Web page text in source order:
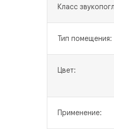
Класс
Тип помещения:
Цвет:
Применение: